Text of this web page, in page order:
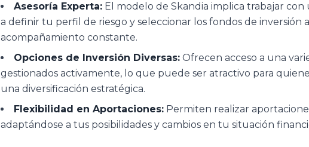
Asesoría Experta: El modelo de Skandia implica trabajar
a definir tu perfil de riesgo y seleccionar los fondos de inversión
acompañamiento constante.
Opciones de Inversión Diversas: Ofrecen acceso a una
gestionados activamente, lo que puede ser atractivo para
una diversificación estratégica.
Flexibilidad en Aportaciones: Permiten realizar
adaptándose a tus posibilidades y cambios en tu situación